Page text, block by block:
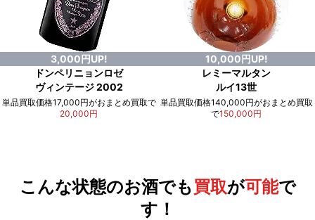
3,000円UP!
ドンペリニョンロゼ
ヴィンテージ 2002
単品買取価格17,000円がおまとめ買取で
20,000円
10,000円UP!
レミーマルタン
ルイ13世
単品買取価格140,000円がおまとめ買取
で150,000円
こんな状態のお酒でも買取が可能で
す！